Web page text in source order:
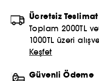
Ücretsiz Teslimat
Toplam 2000TL
1000TL üzeri
Keşfet
Güvenli Ödeme